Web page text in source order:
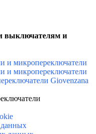
выключателям и